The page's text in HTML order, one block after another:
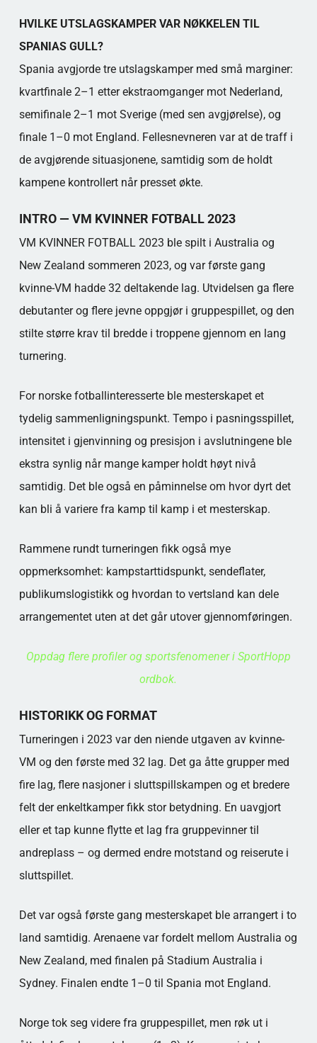
HVILKE UTSLAGSKAMPER VAR NØKKELEN TIL
SPANIAS GULL?
Spania avgjorde tre utslagskamper med små marginer:
kvartfinale 2–1 etter ekstraomganger mot Nederland,
semifinale 2–1 mot Sverige (med sen avgjørelse), og
finale 1–0 mot England. Fellesnevneren var at de traff i
de avgjørende situasjonene, samtidig som de holdt
kampene kontrollert når presset økte.
INTRO — VM KVINNER FOTBALL 2023
VM KVINNER FOTBALL 2023 ble spilt i Australia og
New Zealand sommeren 2023, og var første gang
kvinne-VM hadde 32 deltakende lag. Utvidelsen ga flere
debutanter og flere jevne oppgjør i gruppespillet, og den
stilte større krav til bredde i troppene gjennom en lang
turnering.
For norske fotballinteresserte ble mesterskapet et
tydelig sammenligningspunkt. Tempo i pasningsspillet,
intensitet i gjenvinning og presisjon i avslutningene ble
ekstra synlig når mange kamper holdt høyt nivå
samtidig. Det ble også en påminnelse om hvor dyrt det
kan bli å variere fra kamp til kamp i et mesterskap.
Rammene rundt turneringen fikk også mye
oppmerksomhet: kampstarttidspunkt, sendeflater,
publikumslogistikk og hvordan to vertsland kan dele
arrangementet uten at det går utover gjennomføringen.
Oppdag flere profiler og sportsfenomener i SportHopp
ordbok.
HISTORIKK OG FORMAT
Turneringen i 2023 var den niende utgaven av kvinne-
VM og den første med 32 lag. Det ga åtte grupper med
fire lag, flere nasjoner i sluttspillskampen og et bredere
felt der enkeltkamper fikk stor betydning. En uavgjort
eller et tap kunne flytte et lag fra gruppevinner til
andreplass – og dermed endre motstand og reiserute i
sluttspillet.
Det var også første gang mesterskapet ble arrangert i to
land samtidig. Arenaene var fordelt mellom Australia og
New Zealand, med finalen på Stadium Australia i
Sydney. Finalen endte 1–0 til Spania mot England.
Norge tok seg videre fra gruppespillet, men røk ut i